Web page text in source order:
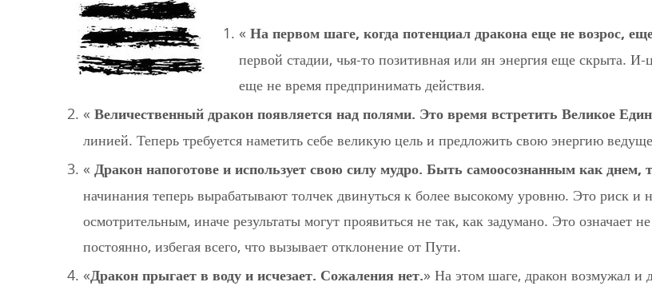
« На первом шаге, когда потенциал дракона еще не возрос,
первой стадии, чья-то позитивная или ян энергия еще скрыта. И-
еще не время предпринимать действия.
«Величественный дракон появляется над полями. Это время встретить Великое
линией. Теперь требуется наметить себе великую цель и предложить свою энергию
«Дракон напоготове и использует свою силу мудро. Быть самоосознанным как
начинания теперь вырабатывают толчек двинуться к более высокому уровню. Это риск и
осмотрительным, иначе результаты могут проявиться не так, как задумано. Это означает
постоянно, избегая всего, что вызывает отклонение от Пути.
«Дракон прыгает в воду и исчезает. Сожаления нет.» На этом шаге, дракон возмужал и